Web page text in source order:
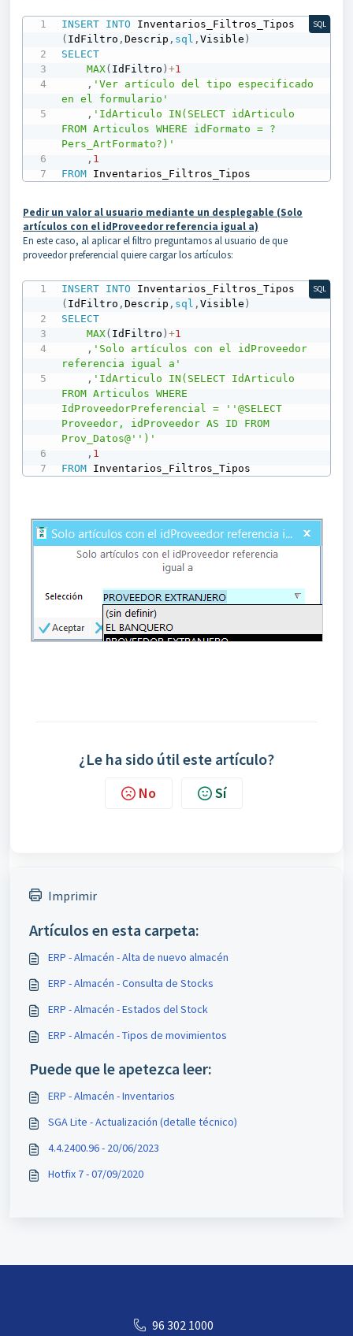
INSERT INTO
( IdFiltro ,Descrip , sql ,Visible )
SELECT
MAX( IdFiltro )+1
, 'Ver artículo del tipo especificado
en el formulario'
, 'IdArticulo IN(SELECT idArticulo
FROM Articulos WHERE idFormato = ?
Pers_ArtFormato?)'
, 1
FROM Inventarios_Filtros_Tipos
SQL
Pedir un valor al usuario mediante un desplegable (Solo
artículos con el idProveedor referencia igual a)
En este caso, al aplicar el filtro preguntamos al usuario de que
proveedor preferencial quiere cargar los artículos:
INSERT INTO
( IdFiltro ,Descrip , sql ,Visible )
SELECT
MAX( IdFiltro )+1
, 'Solo artículos con el idProveedor
referencia igual a'
, 'IdArticulo IN(SELECT IdArticulo
FROM Articulos WHERE
IdProveedorPreferencial = ''@SELECT
Proveedor, idProveedor AS ID FROM
Prov_Datos@'')'
, 1
FROM Inventarios_Filtros_Tipos
SQL
¿Le ha sido útil este artículo?
No Sí
Imprimir
Artículos en esta carpeta:
ERP - Almacén - Alta de nuevo almacén
ERP - Almacén - Consulta de Stocks
ERP - Almacén - Estados del Stock
ERP - Almacén - Tipos de movimientos
Puede que le apetezca leer:
ERP - Almacén - Inventarios
SGA Lite - Actualización (detalle técnico)
4.4.2400.96 - 20/06/2023
Hotfix 7 - 07/09/2020
96 302 1000